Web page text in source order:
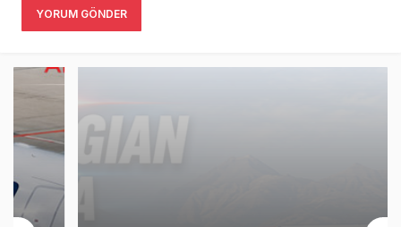
YORUM GÖNDER